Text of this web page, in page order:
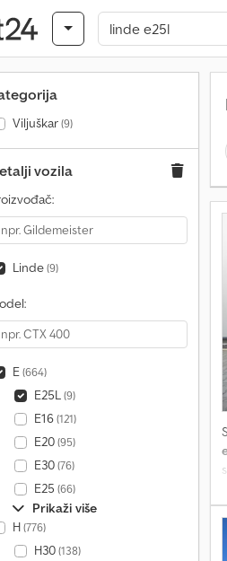
Viljuškar(9)
vozila
Linde(9)
E(664)
E25L(9)
E16(121)
E20(95)
E30(76)
E25 (66)
Prikaži više
H(776)
H30(138)